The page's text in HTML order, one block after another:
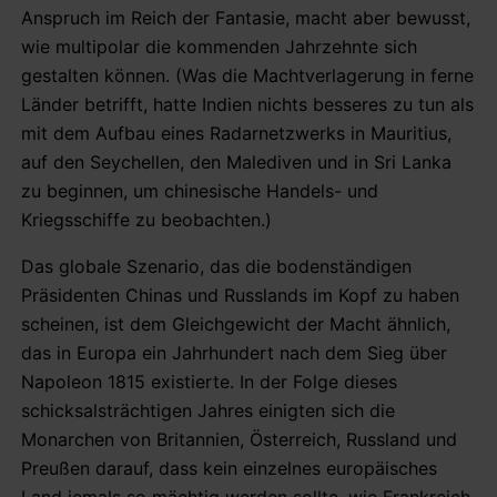
Anspruch im Reich der Fantasie, macht aber bewusst,
wie multipolar die kommenden Jahrzehnte sich
gestalten können. (Was die Machtverlagerung in ferne
Länder betrifft, hatte Indien nichts besseres zu tun als
mit dem Aufbau eines Radarnetzwerks in Mauritius,
auf den Seychellen, den Malediven und in Sri Lanka
zu beginnen, um chinesische Handels- und
Kriegsschiffe zu beobachten.)
Das globale Szenario, das die bodenständigen
Präsidenten Chinas und Russlands im Kopf zu haben
scheinen, ist dem Gleichgewicht der Macht ähnlich,
das in Europa ein Jahrhundert nach dem Sieg über
Napoleon 1815 existierte. In der Folge dieses
schicksalsträchtigen Jahres einigten sich die
Monarchen von Britannien, Österreich, Russland und
Preußen darauf, dass kein einzelnes europäisches